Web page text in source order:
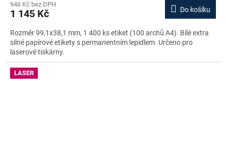
946 Kč bez DPH
1 145 Kč Do košíku
Rozměr 99,1x38,1 mm, 1 400 ks etiket (100 archů A4). Bílé extra
silné papírové etikety s permanentním lepidlem. Určeno pro
laserové tiskárny.
LASER